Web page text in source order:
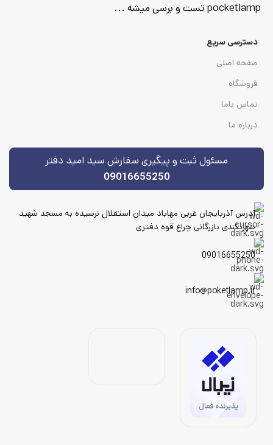
pocketlamp تست و برسی میشه ...
دسترسی سریع
صفحه اصلی
فروشگاه
تماس باما
درباره ما
مسئول ثبت و پیگیری سفارش سید امید دفتر
09016655250
آدرس آذربایجان غربی مهاباد میدان استقلال نرسیده به مسجد شهید
شهریکندی بازرگانی چراغ قوه دفتری
09016655250
info@poketlamp.ir